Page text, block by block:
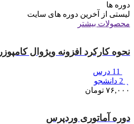
دوره ها
لیستی از آخرین دوره های سایت
محصولات بیشتر
نحوه کارکرد افزونه ویژوال کامپوزر
۷۶,۰۰۰ تومان
دوره آماتوری وردپرس